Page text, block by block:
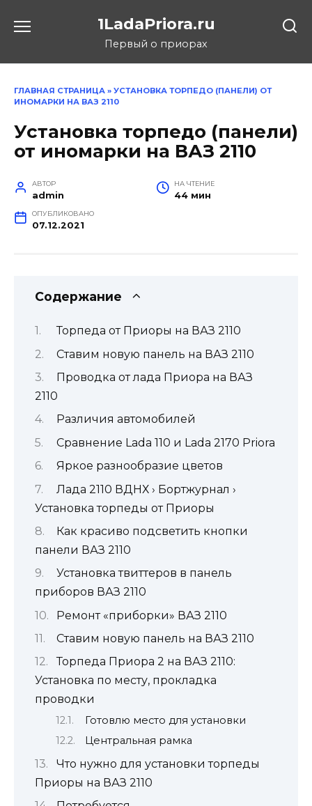
1LadaPriora.ru
Первый о приорах
ГЛАВНАЯ СТРАНИЦА » УСТАНОВКА ТОРПЕДО (ПАНЕЛИ) ОТ
ИНОМАРКИ НА ВАЗ 2110
Установка торпедо (панели)
от иномарки на ВАЗ 2110
АВТОР
admin
НА ЧТЕНИЕ
44 мин
ОПУБЛИКОВАНО
07.12.2021
Содержание
Торпеда от Приоры на ВАЗ 2110
Ставим новую панель на ВАЗ 2110
Проводка от лада Приора на ВАЗ
2110
Различия автомобилей
Сравнение Lada 110 и Lada 2170 Priora
Яркое разнообразие цветов
Лада 2110 ВДНХ › Бортжурнал ›
Установка торпеды от Приоры
Как красиво подсветить кнопки
панели ВАЗ 2110
Установка твиттеров в панель
приборов ВАЗ 2110
Ремонт «приборки» ВАЗ 2110
Ставим новую панель на ВАЗ 2110
Торпеда Приора 2 на ВАЗ 2110:
Установка по месту, прокладка
проводки
Готовлю место для установки
Центральная рамка
Что нужно для установки торпеды
Приоры на ВАЗ 2110